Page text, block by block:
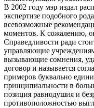
В 2002 году мэр издал
экспертизе подобного
всевозможные
моментов. К сожалению,
Справедливости ради
управляющие
вызывающие сомнения,
договор и называется
примеров буквально
принципиальности в
позиция равнодушия и
противоположностью